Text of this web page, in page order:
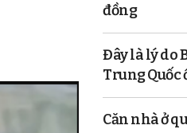
đồng
Đây là lý do
Trung Quốc
Căn nhà ở